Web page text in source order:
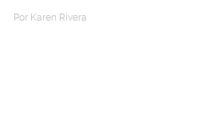
Por Karen Rivera